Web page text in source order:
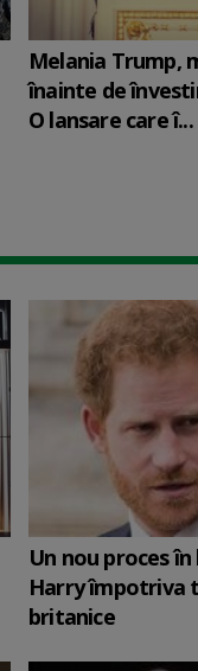
Melania Trump,
înainte de
O lansare care î...
Un nou proces
Harry împotriva
britanice